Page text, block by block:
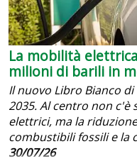
La mobilità
milioni di barili in
Il nuovo Libro Bianco
2035. Al centro non c'è
elettrici, ma la
combustibili fossili e la
30/07/26